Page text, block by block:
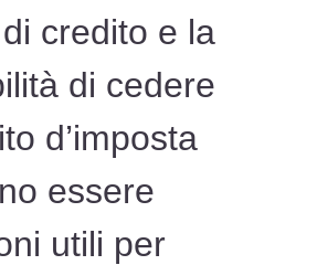
credito e la
di cedere
d’imposta
essere
utili per